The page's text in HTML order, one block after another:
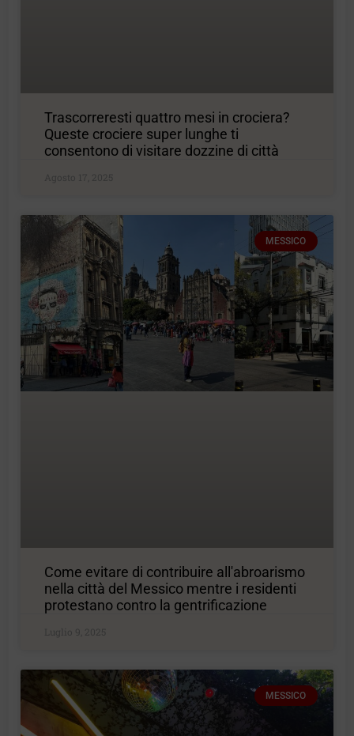
Trascorreresti quattro mesi in crociera?
Queste crociere super lunghe ti
consentono di visitare dozzine di città
Agosto 17, 2025
MESSICO
Come evitare di contribuire all'abroarismo
nella città del Messico mentre i residenti
protestano contro la gentrificazione
Luglio 9, 2025
MESSICO